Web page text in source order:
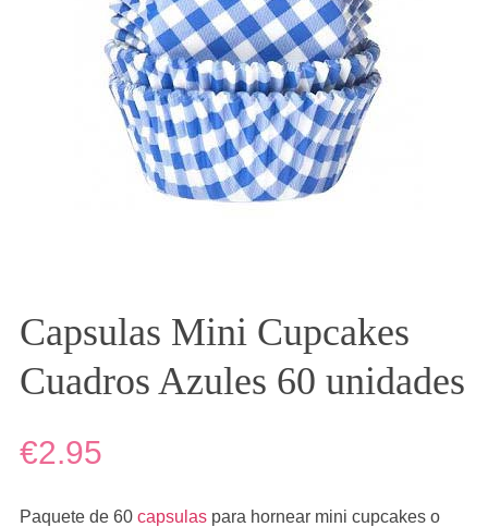
Capsulas Mini Cupcakes
Cuadros Azules 60 unidades
€2.95
Paquete de 60 capsulaspara hornear mini cupcakes o